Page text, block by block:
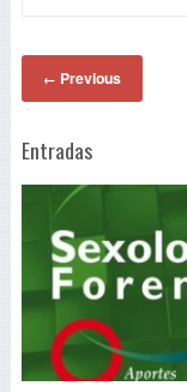
← Previous
Entradas